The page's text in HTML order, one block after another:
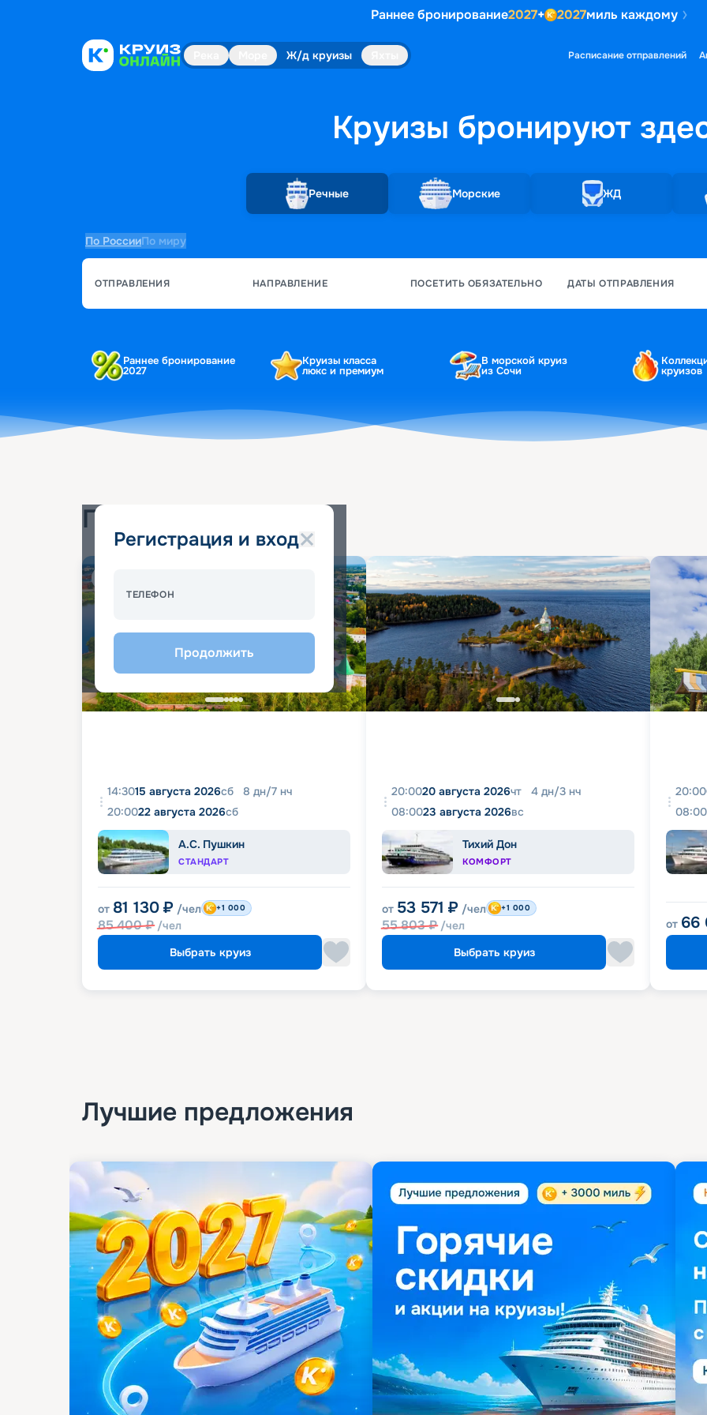
Раннее бронирование2027+ 2027миль каждому
Ж/д круизы Расписание отправлений
Круизы бронируют
Речные Морские ЖД
По РоссииПо миру
ОТПРАВЛЕНИЯ НАПРАВЛЕНИЕ ПОСЕТИТЬ ОБЯЗАТЕЛЬНО ДАТЫ ОТПРАВЛЕНИЯ
Раннее бронирование
2027
Круизы класса
люкс и премиум
В морской круиз
из Сочи круизов
Регистрация и вход
ТЕЛЕФОН
Продолжить
Популярные круизы
14:3015 августа 2026сб 8 дн/7 нч
20:0022 августа 2026сб
А.С. Пушкин
СТАНДАРТ
от 81 130 ₽ /чел
85 400₽ /чел
+1 000
Выбрать круиз
20:0020 августа 2026чт 4 дн/3 нч
08:0023 августа 2026вс
Тихий Дон
КОМФОРТ
от 53 571 ₽ /чел
55 803₽ /чел
+1 000
Выбрать круиз
20:00
08:00
от 66
Лучшие предложения